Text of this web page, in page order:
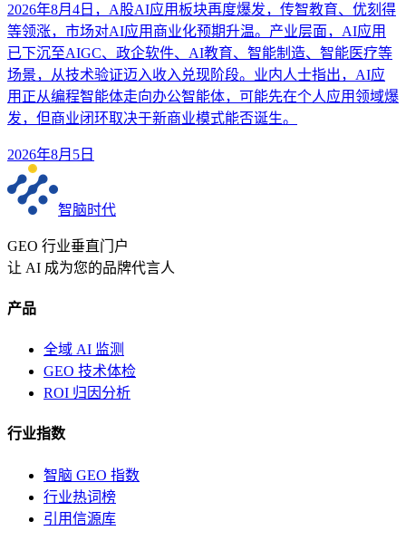
2026年8月4日，A股AI应用板块再度爆发，传智教育、优刻得
等领涨，市场对AI应用商业化预期升温。产业层面，AI应用
已下沉至AIGC、政企软件、AI教育、智能制造、智能医疗等
场景，从技术验证迈入收入兑现阶段。业内人士指出，AI应
用正从编程智能体走向办公智能体，可能先在个人应用领域爆
发，但商业闭环取决于新商业模式能否诞生。
2026年8月5日
智脑时代
GEO 行业垂直门户
让 AI 成为您的品牌代言人
产品
全域 AI 监测
GEO 技术体检
ROI 归因分析
行业指数
智脑 GEO 指数
行业热词榜
引用信源库